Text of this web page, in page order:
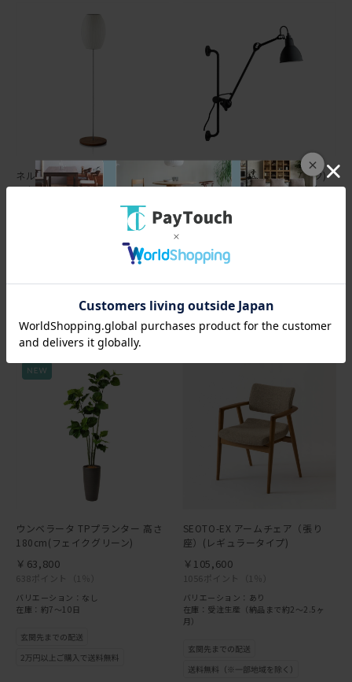
×
ネルソン シガー ロータス フロア
S ウォルナット(ホワイト)
ランぺグラス NO.210(ブラック)
1375ポイント
ウンベラータ TPプランター 高さ
180cm(フェイクグリーン)
638ポイント （1％）
￥63,800
バリエーション：なし
在庫：約7～10日
SEOTO-EX アームチェア（張り
座）(レギュラータイプ)
1056ポイント （1％）
￥105,600
バリエーション：あり
在庫：受注生産（納品まで約2〜2.5ヶ
月）